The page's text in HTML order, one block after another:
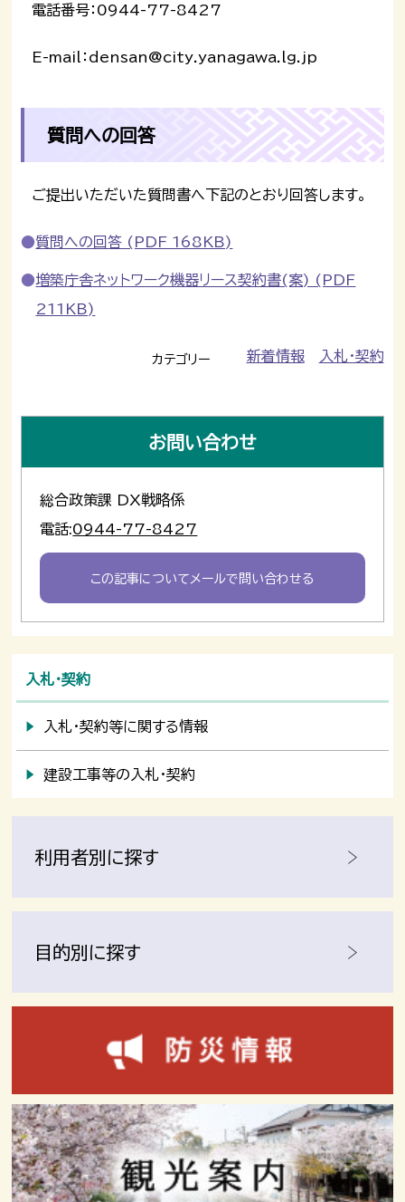
電話番号：0944-77-8427
E-mail：densan@city.yanagawa.lg.jp
質問への回答
ご提出いただいた質問書へ下記のとおり回答します。
質問への回答 (PDF 168KB)
増築庁舎ネットワーク機器リース契約書(案) (PDF
211KB)
カテゴリー 新着情報 入札・契約
お問い合わせ
総合政策課 DX戦略係
電話:0944-77-8427
この記事についてメールで問い合わせる
入札・契約
入札・契約等に関する情報
建設工事等の入札・契約
利用者別に探す
目的別に探す